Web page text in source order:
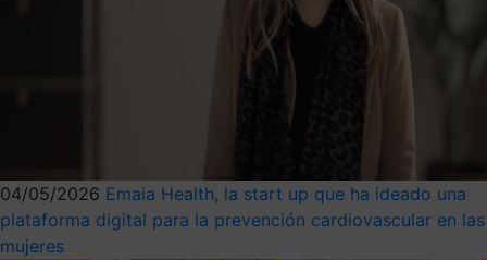
04/05/2026 Emaia Health, la start up que ha ideado una
plataforma digital para la prevención cardiovascular en las
mujeres